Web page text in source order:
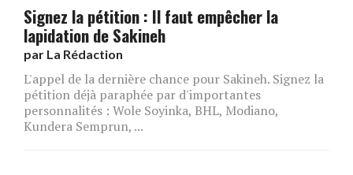
Signez la pétition : Il faut empêcher la
lapidation de Sakineh
par La Rédaction
L'appel de la dernière chance pour Sakineh. Signez la
pétition déjà paraphée par d'importantes
personnalités : Wole Soyinka, BHL, Modiano,
Kundera Semprun, ...